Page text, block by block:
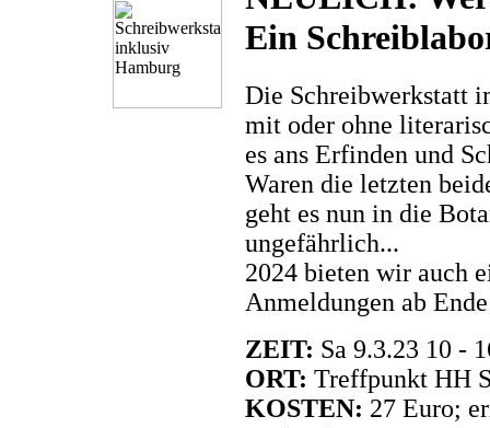
Ein
Die Schreibwerkstatt
mit oder ohne
es ans Erfinden und
Waren die letzten
geht es nun in die
ungefährlich...
2024 bieten wir auch
Anmeldungen ab
ZEIT: Sa 9.3.23 10 -
ORT: Treffpunkt HH
KOSTEN: 27 Euro;